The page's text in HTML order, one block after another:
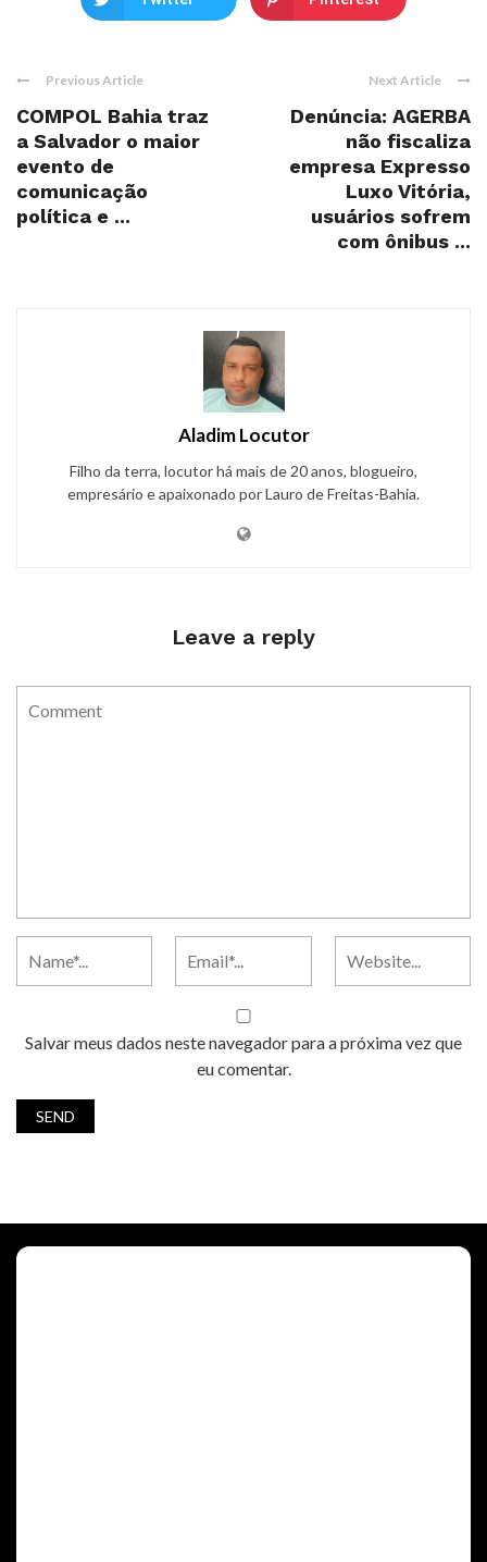
Previous Article
COMPOL Bahia traz
a Salvador o maior
evento de
comunicação
política e ...
Next Article
Denúncia: AGERBA
não fiscaliza
empresa Expresso
Luxo Vitória,
usuários sofrem
com ônibus ...
Aladim Locutor
Filho da terra, locutor há mais de 20 anos, blogueiro,
empresário e apaixonado por Lauro de Freitas-Bahia.
Leave a reply
Salvar meus dados neste navegador para a próxima vez que
eu comentar.